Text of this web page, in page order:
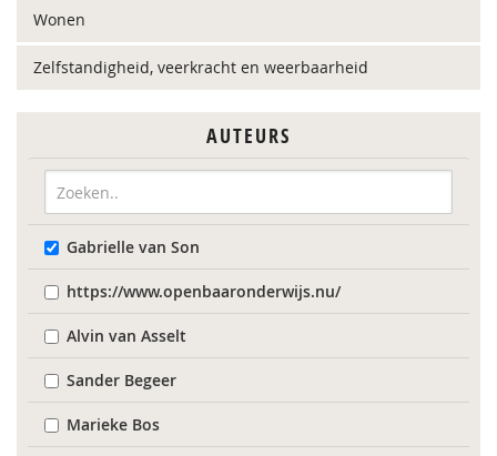
Wonen
Zelfstandigheid, veerkracht en weerbaarheid
AUTEURS
Gabrielle van Son
https://www.openbaaronderwijs.nu/
Alvin van Asselt
Sander Begeer
Marieke Bos